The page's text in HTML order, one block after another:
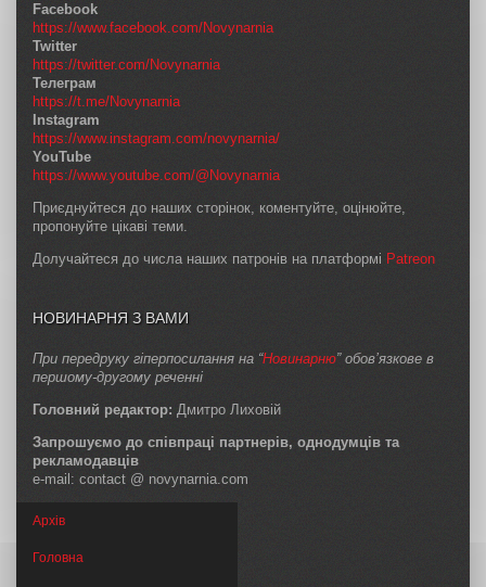
Facebook
https://www.facebook.com/Novynarnia
Twitter
https://twitter.com/Novynarnia
Телеграм
https://t.me/Novynarnia
Instagram
https://www.instagram.com/novynarnia/
YouTube
https://www.youtube.com/@Novynarnia
Приєднуйтеся до наших сторінок, коментуйте, оцінюйте,
пропонуйте цікаві теми.
Долучайтеся до числа наших патронів на платформі Patreon
НОВИНАРНЯ З ВАМИ
При передруку гіперпосилання на “Новинарню” обов’язкове в
першому-другому реченні
Головний редактор: Дмитро Лиховій
Запрошуємо до співпраці партнерів, однодумців та
рекламодавців
e-mail: contact @ novynarnia.com
Архів
Головна